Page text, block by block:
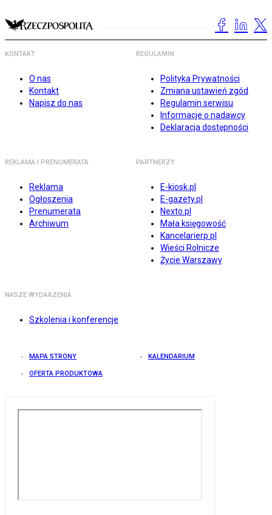
KONTAKT
O nas
Kontakt
Napisz do nas
REGULAMIN
Polityka Prywatności
Zmiana ustawień zgód
Regulamin serwisu
Informacje o nadawcy
Deklaracja dostępności
REKLAMA I PRENUMERATA
Reklama
Ogłoszenia
Prenumerata
Archiwum
PARTNERZY
E-kiosk.pl
E-gazety.pl
Nexto.pl
Mała księgowość
Kancelarierp.pl
Wieści Rolnicze
Życie Warszawy
NASZE WYDARZENIA
Szkolenia i konferencje
MAPA STRONY KALENDARIUM
OFERTA PRODUKTOWA